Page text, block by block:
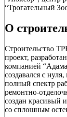
“Трогательный
О
Строительство
проект,
компанией
создавался с
полный спектр
ремонтно-
создан красивый
со сплошным